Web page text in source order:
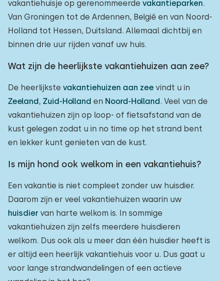
vakantiehuisje op gerenommeerde vakantieparken.
Van Groningen tot de Ardennen, België en van Noord-
Holland tot Hessen, Duitsland. Allemaal dichtbij en
binnen drie uur rijden vanaf uw huis.
Wat zijn de heerlijkste vakantiehuizen aan zee?
De heerlijkste vakantiehuizen aan zee vindt u in
Zeeland, Zuid-Holland en Noord-Holland. Veel van de
vakantiehuizen zijn op loop- of fietsafstand van de
kust gelegen zodat u in no time op het strand bent
en lekker kunt genieten van de kust.
Is mijn hond ook welkom in een vakantiehuis?
Een vakantie is niet compleet zonder uw huisdier.
Daarom zijn er veel vakantiehuizen waarin uw
huisdier van harte welkom is. In sommige
vakantiehuizen zijn zelfs meerdere huisdieren
welkom. Dus ook als u meer dan één huisdier heeft is
er altijd een heerlijk vakantiehuis voor u. Dus gaat u
voor lange strandwandelingen of een actieve